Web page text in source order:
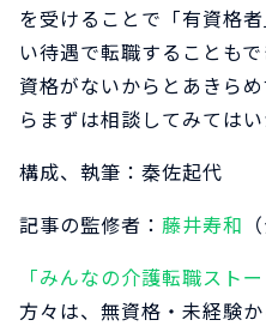
を受けることで「有資格
い待遇で転職することも
資格がないからとあきら
らまずは相談してみてはい
構成、執筆：秦佐起代
記事の監修者： 藤井寿和
「みんなの介護転職ストー
方々は、無資格・未経験